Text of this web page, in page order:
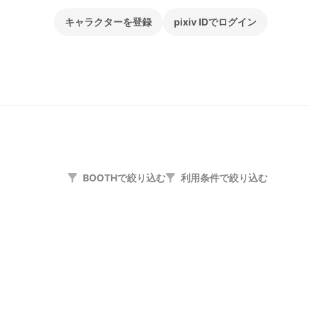
キャラクターを登録 pixiv IDでログイン
BOOTHで絞り込む 利用条件で絞り込む